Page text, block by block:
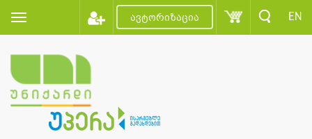
ავტორიზაცია EN